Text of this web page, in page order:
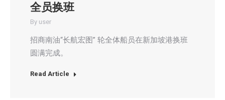
全员换班
By user
招商南油“长航宏图” 轮全体船员在新加坡港换班
圆满完成。
Read Article